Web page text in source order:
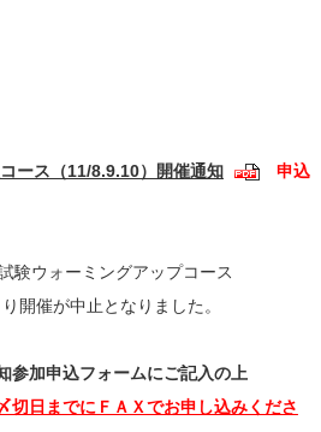
ース（11/8.9.10）開催通知
申込
験ウォーミングアップコース
開催が中止となりました。
参加申込フォームにご記入の上
切日までにＦＡＸでお申し込みくださ